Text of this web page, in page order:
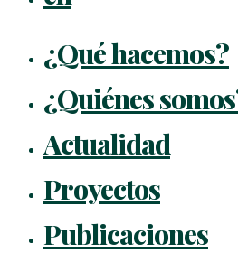
¿Qué hacemos?
¿Quiénes
Actualidad
Proyectos
Publicaciones